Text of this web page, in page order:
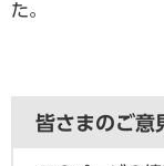
た。
皆さまのご意